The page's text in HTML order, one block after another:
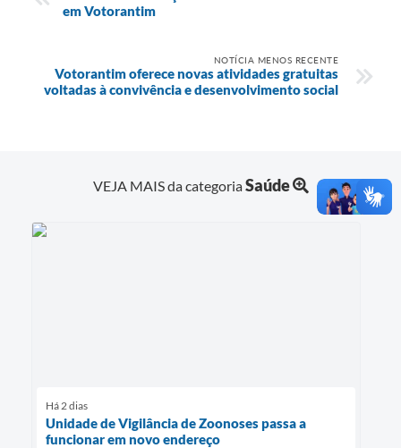
em Votorantim
NOTÍCIA MENOS RECENTE
Votorantim oferece novas atividades gratuitas
voltadas à convivência e desenvolvimento social
VEJA MAIS da categoriaSaúde
Há 2 dias
Unidade de Vigilância de Zoonoses passa a
funcionar em novo endereço